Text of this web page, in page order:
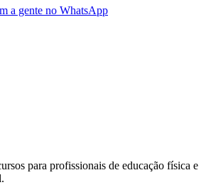
a gente no WhatsApp
para profissionais de educação física e